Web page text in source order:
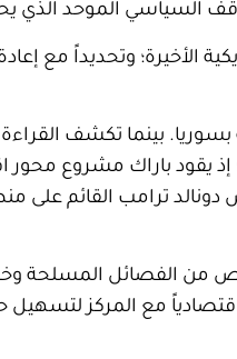
السياسي الموحد الذي
الأخيرة؛ وتحديداً مع
بينما تكشف القراءة
يقود باراك مشروع محور
دونالد ترامب القائم على
من الفصائل المسلحة
مع المركز لتسهيل